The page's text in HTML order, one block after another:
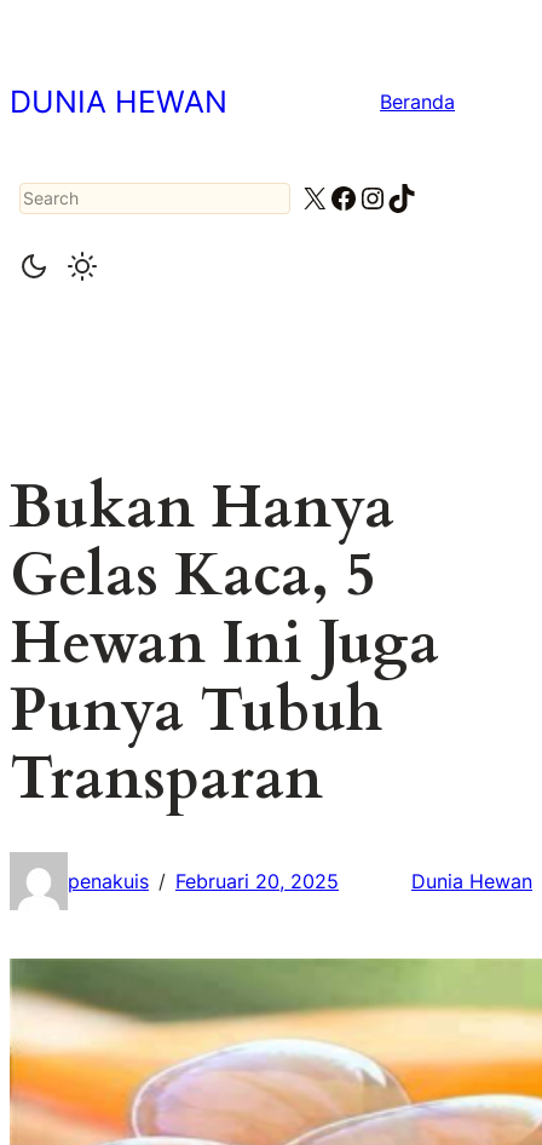
konten
DUNIA HEWAN Beranda
Search X Facebook
Instagram
TikTok
Bukan Hanya
Gelas Kaca, 5
Hewan Ini Juga
Punya Tubuh
Transparan
penakuis / Februari 20, 2025 Dunia Hewan